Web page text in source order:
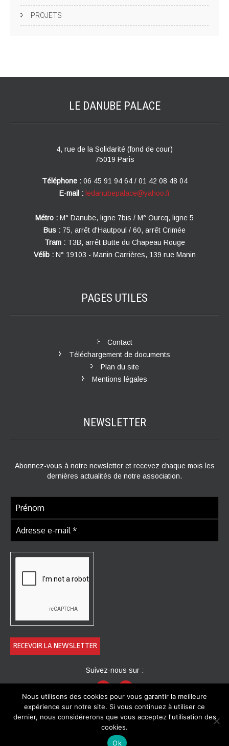
PROJETS
LE DANUBE PALACE
4, rue de la Solidarité (fond de cour)
75019 Paris
Téléphone : 06 45 91 94 64 / 01 42 08 48 04
E-mail : ledanubepalace@yahoo.fr
Métro : M° Danube, ligne 7bis / M° Ourcq, ligne 5
Bus : 75, arrêt d'Hautpoul / 60, arrêt Crimée
Tram : T3B, arrêt Butte du Chapeau Rouge
Vélib : N° 19103 - Manin Carrières, 139 rue Manin
PAGES UTILES
Contact
Téléchargement de documents
Plan du site
Mentions légales
NEWSLETTER
Abonnez-vous à notre newsletter et recevez chaque mois les
dernières actualités de notre association.
Suivez-nous sur :
Nous utilisons des cookies pour vous garantir la meilleure
expérience sur notre site. Si vous continuez à utiliser ce
dernier, nous considérerons que vous acceptez l'utilisation des
cookies.
Ok